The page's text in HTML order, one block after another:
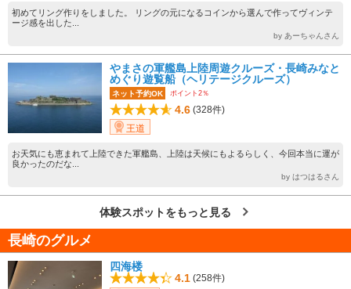
初めてリング作りをしました。 リングの元になるコインから選んで作ってヴィンテ
ージ感を出した...
by あーちゃんさん
やまさの軍艦島上陸周遊クルーズ・長崎みなと
めぐり遊覧船（ヘリテージクルーズ）
ネット予約OK ポイント2％
4.6 (328件)
王道
お天気にも恵まれて上陸できた軍艦島、上陸は天候にもよるらしく、今回本当に運が
良かったのだな...
by はつはるさん
体験スポットをもっと見る
長崎のグルメ
四海楼
4.1 (258件)